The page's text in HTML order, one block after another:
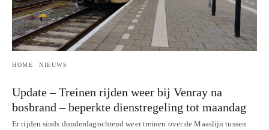
HOME NIEUWS
Update – Treinen rijden weer bij Venray na
bosbrand – beperkte dienstregeling tot maandag
Er rijden sinds donderdagochtend weer treinen over de Maaslijn tussen